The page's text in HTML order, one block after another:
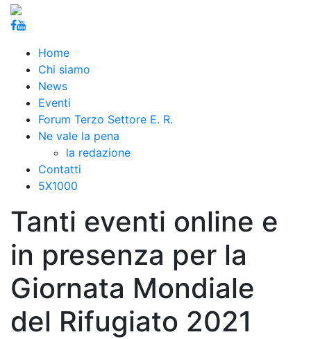
Home
Chi siamo
News
Eventi
Forum Terzo Settore E. R.
Ne vale la pena
la redazione
Contatti
5X1000
Tanti eventi online e
in presenza per la
Giornata Mondiale
del Rifugiato 2021